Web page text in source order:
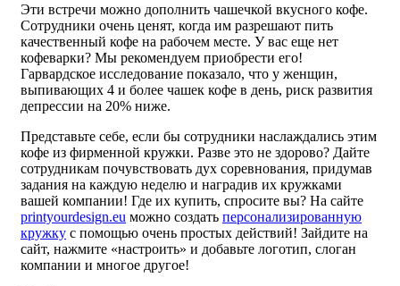
Эти встречи можно дополнить чашечкой вкусного кофе.
Сотрудники очень ценят, когда им разрешают пить
качественный кофе на рабочем месте. У вас еще нет
кофеварки? Мы рекомендуем приобрести его!
Гарвардское исследование показало, что у женщин,
выпивающих 4 и более чашек кофе в день, риск развития
депрессии на 20% ниже.
Представьте себе, если бы сотрудники наслаждались этим
кофе из фирменной кружки. Разве это не здорово? Дайте
сотрудникам почувствовать дух соревнования, придумав
задания на каждую неделю и наградив их кружками
вашей компании! Где их купить, спросите вы? На сайте
printyourdesign.eu можно создать персонализированную
кружку с помощью очень простых действий! Зайдите на
сайт, нажмите «настроить» и добавьте логотип, слоган
компании и многое другое!